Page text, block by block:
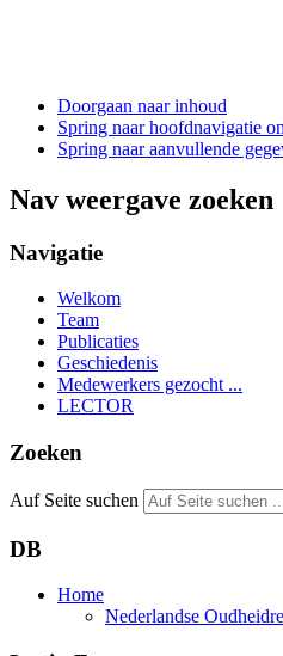
Doorgaan naar inhoud
Spring naar hoofdnavigatie
Spring naar aanvullende
Nav weergave zoeken
Navigatie
Welkom
Team
Publicaties
Geschiedenis
Medewerkers gezocht ...
LECTOR
Zoeken
Auf Seite suchen
DB
Home
Nederlandse